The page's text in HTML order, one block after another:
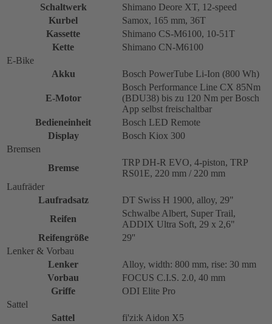
Schaltwerk
Shimano Deore XT, 12-speed
Kurbel
Samox, 165 mm, 36T
Kassette
Shimano CS-M6100, 10-51T
Kette
Shimano CN-M6100
E-Bike
Akku
Bosch PowerTube Li-Ion (800 Wh)
E-Motor
Bosch Performance Line CX 85Nm
(BDU38) bis zu 120 Nm per Bosch
App selbst freischaltbar
Bedieneinheit
Bosch LED Remote
Display
Bosch Kiox 300
Bremsen
Bremse
TRP DH-R EVO, 4-piston, TRP
RS01E, 220 mm / 220 mm
Laufräder
Laufradsatz
DT Swiss H 1900, alloy, 29"
Reifen
Schwalbe Albert, Super Trail,
ADDIX Ultra Soft, 29 x 2,6"
Reifengröße
29''
Lenker & Vorbau
Lenker
Alloy, width: 800 mm, rise: 30 mm
Vorbau
FOCUS C.I.S. 2.0, 40 mm
Griffe
ODI Elite Pro
Sattel
Sattel
fi'zi:k Aidon X5